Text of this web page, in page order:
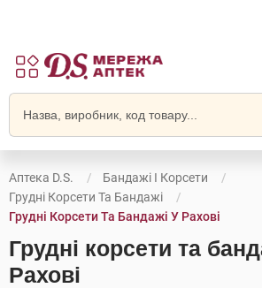
Аптека D.S.
Бандажі І Корсети
Грудні Корсети Та Бандажі
Грудні Корсети Та Бандажі У Рахові
Грудні корсети та
Рахові